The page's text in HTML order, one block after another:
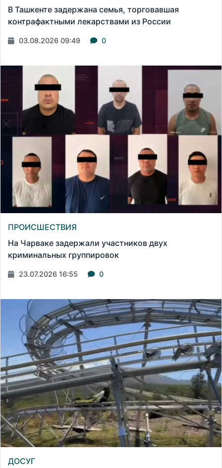
В Ташкенте задержана семья, торговавшая
контрафактными лекарствами из России
03.08.2026 09:49 0
ПРОИСШЕСТВИЯ
На Чарваке задержали участников двух
криминальных группировок
23.07.2026 16:55 0
ДОСУГ